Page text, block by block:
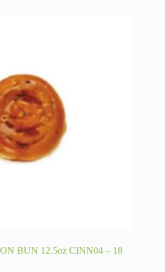
BUN 12.5oz CINN04 – 18